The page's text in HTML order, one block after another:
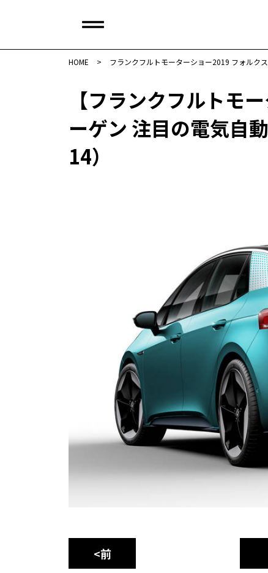
HOME > フランクフルトモーターショー2019 フォルク
【フランクフルトモ
ーゲン 注目の電気自
14）
<前